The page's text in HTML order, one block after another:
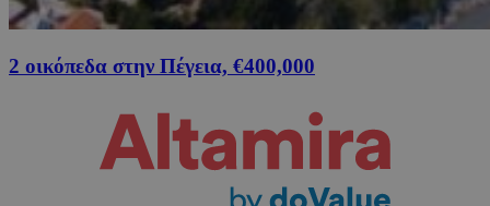
2 οικόπεδα στην Πέγεια, €400,000